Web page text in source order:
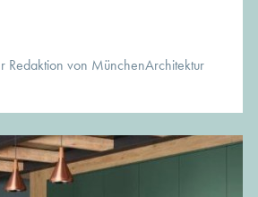
Redaktion von MünchenArchitektur